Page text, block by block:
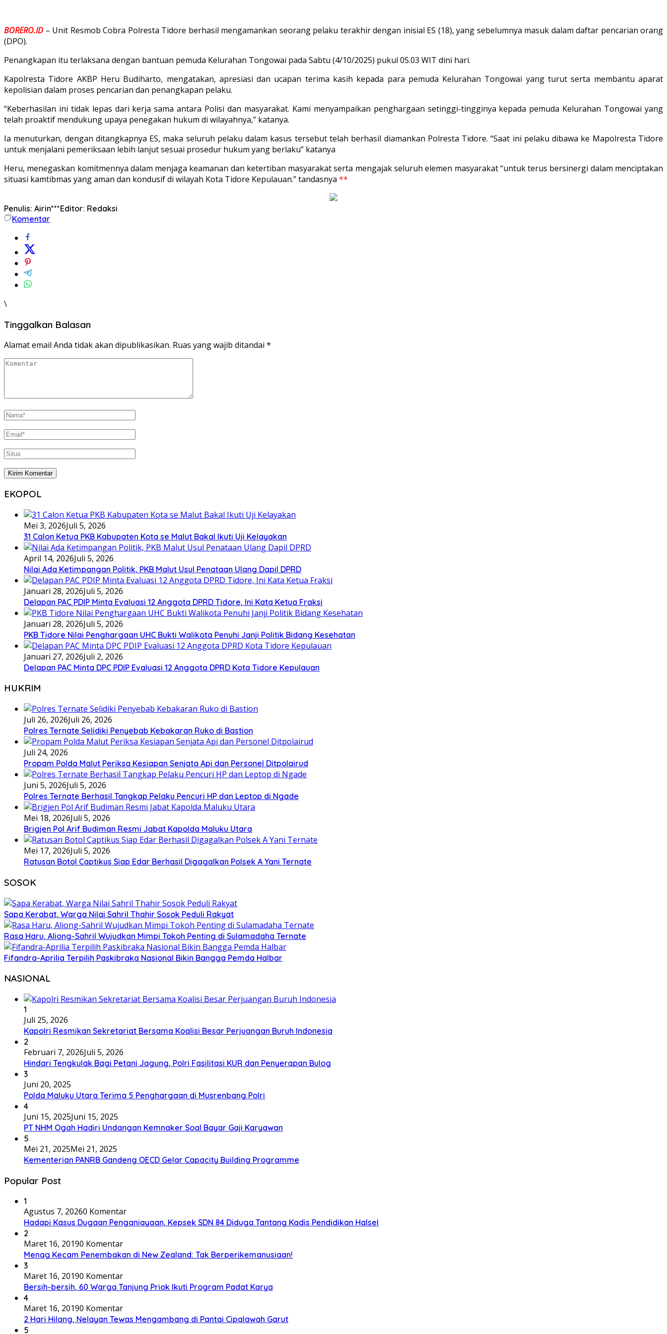
BORERO.ID – Unit Resmob Cobra Polresta Tidore berhasil mengamankan seorang pelaku terakhir dengan inisial ES (18), yang sebelumnya masuk dalam daftar pencarian orang
(DPO).
Penangkapan itu terlaksana dengan bantuan pemuda Kelurahan Tongowai pada Sabtu (4/10/2025) pukul 05.03 WIT dini hari.
Kapolresta Tidore AKBP Heru Budiharto, mengatakan, apresiasi dan ucapan terima kasih kepada para pemuda Kelurahan Tongowai yang turut serta membantu aparat
kepolisian dalam proses pencarian dan penangkapan pelaku.
“Keberhasilan ini tidak lepas dari kerja sama antara Polisi dan masyarakat. Kami menyampaikan penghargaan setinggi-tingginya kepada pemuda Kelurahan Tongowai yang
telah proaktif mendukung upaya penegakan hukum di wilayahnya,” katanya.
Ia menuturkan, dengan ditangkapnya ES, maka seluruh pelaku dalam kasus tersebut telah berhasil diamankan Polresta Tidore. “Saat ini pelaku dibawa ke Mapolresta Tidore
untuk menjalani pemeriksaan lebih lanjut sesuai prosedur hukum yang berlaku” katanya
Heru, menegaskan komitmennya dalam menjaga keamanan dan ketertiban masyarakat serta mengajak seluruh elemen masyarakat “untuk terus bersinergi dalam menciptakan
situasi kamtibmas yang aman dan kondusif di wilayah Kota Tidore Kepulauan.” tandasnya **
Penulis: Airin***Editor: Redaksi
Komentar
\
Tinggalkan Balasan
Alamat email Anda tidak akan dipublikasikan. Ruas yang wajib ditandai *
EKOPOL
Mei 3, 2026Juli 5, 2026
31 Calon Ketua PKB Kabupaten Kota se Malut Bakal Ikuti Uji Kelayakan
April 14, 2026Juli 5, 2026
Nilai Ada Ketimpangan Politik, PKB Malut Usul Penataan Ulang Dapil DPRD
Januari 28, 2026Juli 5, 2026
Delapan PAC PDIP Minta Evaluasi 12 Anggota DPRD Tidore, Ini Kata Ketua Fraksi
Januari 28, 2026Juli 5, 2026
PKB Tidore Nilai Penghargaan UHC Bukti Walikota Penuhi Janji Politik Bidang Kesehatan
Januari 27, 2026Juli 2, 2026
Delapan PAC Minta DPC PDIP Evaluasi 12 Anggota DPRD Kota Tidore Kepulauan
HUKRIM
Juli 26, 2026Juli 26, 2026
Polres Ternate Selidiki Penyebab Kebakaran Ruko di Bastion
Juli 24, 2026
Propam Polda Malut Periksa Kesiapan Senjata Api dan Personel Ditpolairud
Juni 5, 2026Juli 5, 2026
Polres Ternate Berhasil Tangkap Pelaku Pencuri HP dan Leptop di Ngade
Mei 18, 2026Juli 5, 2026
Brigjen Pol Arif Budiman Resmi Jabat Kapolda Maluku Utara
Mei 17, 2026Juli 5, 2026
Ratusan Botol Captikus Siap Edar Berhasil Digagalkan Polsek A Yani Ternate
SOSOK
Sapa Kerabat, Warga Nilai Sahril Thahir Sosok Peduli Rakyat
Rasa Haru, Aliong-Sahril Wujudkan Mimpi Tokoh Penting di Sulamadaha Ternate
Fifandra-Aprilia Terpilih Paskibraka Nasional Bikin Bangga Pemda Halbar
NASIONAL
1
Juli 25, 2026
Kapolri Resmikan Sekretariat Bersama Koalisi Besar Perjuangan Buruh Indonesia
2
Februari 7, 2026Juli 5, 2026
Hindari Tengkulak Bagi Petani Jagung, Polri Fasilitasi KUR dan Penyerapan Bulog
3
Juni 20, 2025
Polda Maluku Utara Terima 5 Penghargaan di Musrenbang Polri
4
Juni 15, 2025Juni 15, 2025
PT NHM Ogah Hadiri Undangan Kemnaker Soal Bayar Gaji Karyawan
5
Mei 21, 2025Mei 21, 2025
Kementerian PANRB Gandeng OECD Gelar Capacity Building Programme
Popular Post
1
Agustus 7, 20260 Komentar
Hadapi Kasus Dugaan Penganiayaan, Kepsek SDN 84 Diduga Tantang Kadis Pendidikan Halsel
2
Maret 16, 20190 Komentar
Menag Kecam Penembakan di New Zealand: Tak Berperikemanusiaan!
3
Maret 16, 20190 Komentar
Bersih-bersih, 60 Warga Tanjung Priok Ikuti Program Padat Karya
4
Maret 16, 20190 Komentar
2 Hari Hilang, Nelayan Tewas Mengambang di Pantai Cipalawah Garut
5